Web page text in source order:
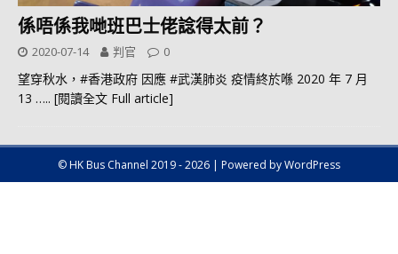
係唔係我哋班巴士佬諗得太前？
2020-07-14 判官 0
望穿秋水，#香港政府 因應 #武漢肺炎 疫情終於喺 2020 年 7 月
13 ….. [閱讀全文 Full article]
© HK Bus Channel 2019 - 2026 | Powered by WordPress